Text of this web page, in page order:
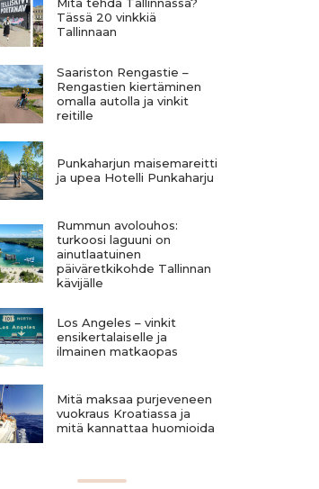
Tässä 20 vinkkiä
Tallinnaan
Saariston Rengastie –
Rengastien kiertäminen
omalla autolla ja vinkit
reitille
Punkaharjun maisemareitti
ja upea Hotelli Punkaharju
Rummun avolouhos:
turkoosi laguuni on
ainutlaatuinen
päiväretkikohde Tallinnan
kävijälle
Los Angeles – vinkit
ensikertalaiselle ja
ilmainen matkaopas
Mitä maksaa purjeveneen
vuokraus Kroatiassa ja
mitä kannattaa huomioida